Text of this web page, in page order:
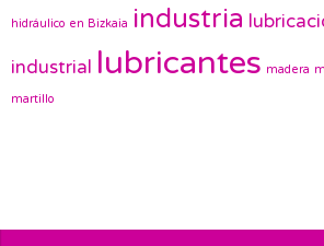
hidráulico en Bizkaia industria
industrial lubricantes madera
martillo